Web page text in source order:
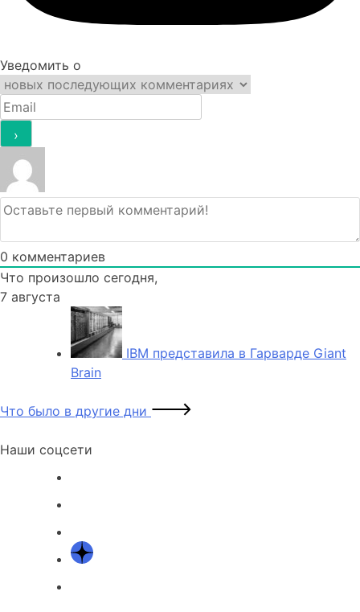
Уведомить о
0 комментариев
Что произошло сегодня,
7 августа
IBM представила в Гарварде Giant
Brain
Что было в другие дни
Наши соцсети